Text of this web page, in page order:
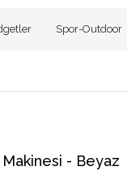
Spor-Outdoor
Makinesi - Beyaz